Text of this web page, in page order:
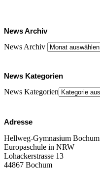
News Archiv
News Archiv
News Kategorien
News Kategorien
Adresse
Hellweg-Gymnasium Bochum
Europaschule in NRW
Lohackerstrasse 13
44867 Bochum